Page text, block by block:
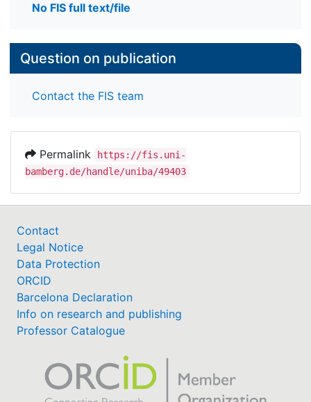
No FIS full text/file
Question on publication
Contact the FIS team
Permalink
https://fis.uni-
bamberg.de/handle/uniba/49403
Contact
Legal Notice
Data Protection
ORCID
Barcelona Declaration
Info on research and publishing
Professor Catalogue